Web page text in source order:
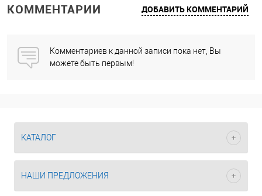
КОММЕНТАРИИ ДОБАВИТЬ КОММЕНТАРИЙ
Комментариев к данной записи пока нет, Вы
можете быть первым!
КАТАЛОГ
НАШИ ПРЕДЛОЖЕНИЯ